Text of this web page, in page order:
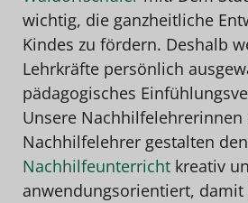
wichtig, die ganzheitliche
Kindes zu fördern. Deshalb
Lehrkräfte persönlich
pädagogisches
Unsere Nachhilfelehrerinnen
Nachhilfelehrer gestalten den
Nachhilfeunterricht kreativ
anwendungsorientiert, damit